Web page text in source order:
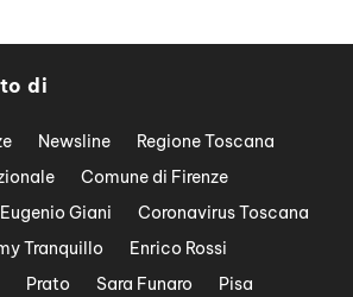
di
Newsline
Regione Toscana
Comune di Firenze
Eugenio Giani
Coronavirus Toscana
Tranquillo
Enrico Rossi
Prato Sara Funaro
Pisa